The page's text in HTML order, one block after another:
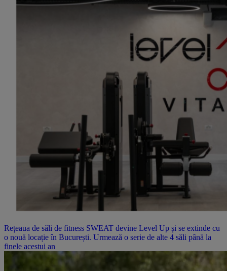
Rețeaua de săli de fitness SWEAT devine Level Up și se extinde cu
o nouă locație în București. Urmează o serie de alte 4 săli până la
finele acestui an